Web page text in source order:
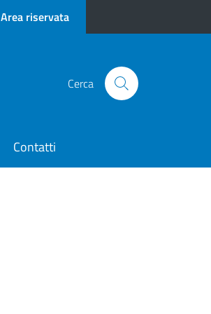
Area riservata
Cerca
Contatti